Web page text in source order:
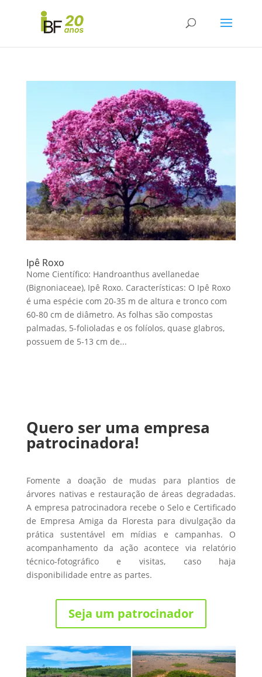
Ipê Roxo
Nome Científico: Handroanthus avellanedae
(Bignoniaceae), Ipê Roxo. Características: O Ipê Roxo
é uma espécie com 20-35 m de altura e tronco com
60-80 cm de diâmetro. As folhas são compostas
palmadas, 5-folioladas e os folíolos, quase glabros,
possuem de 5-13 cm de...
Quero ser uma empresa
patrocinadora!
Fomente a doação de mudas para plantios de
árvores nativas e restauração de áreas degradadas.
A empresa patrocinadora recebe o Selo e Certificado
de Empresa Amiga da Floresta para divulgação da
prática sustentável em mídias e campanhas. O
acompanhamento da ação acontece via relatório
técnico-fotográfico e visitas, caso haja
disponibilidade entre as partes.
Seja um patrocinador